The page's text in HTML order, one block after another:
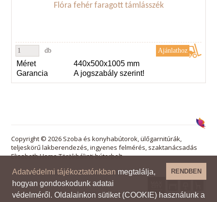
Flóra fehér faragott támlásszék
db
Méret
440x500x1005 mm
Garancia
A jogszabály szerint!
Copyright © 2026 Szoba és konyhabútorok, ülőgarnitúrák,
teljeskörű lakberendezés, ingyenes felmérés, szaktanácsadás
Elisabeth Home Törökbálinti bútorbolt
RENDBEN
Adatvédelmi tájékoztatónkban megtalálja,
hogyan gondoskodunk adatai
védelméről. Oldalainkon sütiket (COOKIE) használunk a